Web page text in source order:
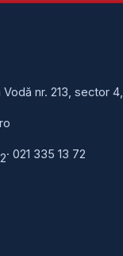
Vodă nr. 213, sector
· 021 335 13 72